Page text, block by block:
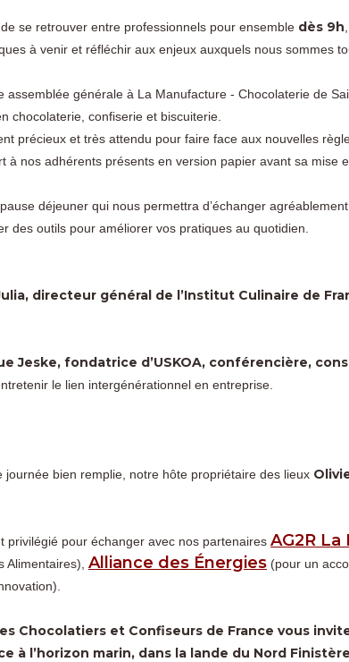
de se retrouver entre professionnels pour ensemble dès 9h
à venir et réfléchir aux enjeux auxquels nous sommes
assemblée générale à La Manufacture - Chocolaterie de
chocolaterie, confiserie et biscuiterie.
précieux et très attendu pour faire face aux nouvelles
à nos adhérents présents en version papier avant sa mise
déjeuner qui nous permettra d’échanger
des outils pour améliorer vos pratiques au quotidien.
directeur général de l’Institut Culinaire de
Jeske, fondatrice d’USKOA, conférencière,
le lien intergénérationnel en entreprise.
journée bien remplie, notre hôte propriétaire des lieux
privilégié pour échanger avec nos partenaires AG2R
Alimentaires), Alliance des Énergies (pour un
Chocolatiers et Confiseurs de France vous
à l’horizon marin, dans la lande du Nord